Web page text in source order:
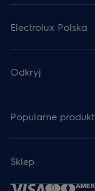
Electrolux Polska
Odkryj
Popularne
Sklep